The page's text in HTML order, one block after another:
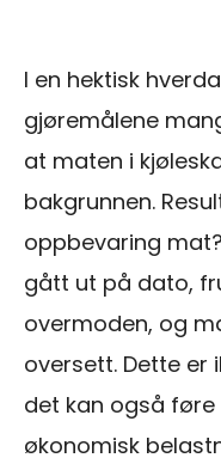
I en hektisk
gjøremålene
at maten i
bakgrunnen.
oppbevaring
gått ut på dato,
overmoden, og
oversett. Dette er
det kan også
økonomisk